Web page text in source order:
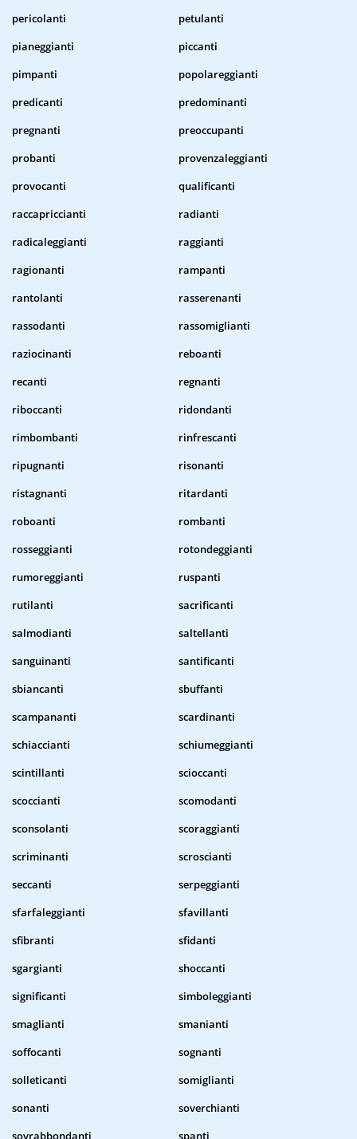
pericolanti
petulanti
pianeggianti
piccanti
pimpanti
popolareggianti
predicanti
predominanti
pregnanti
preoccupanti
probanti
provenzaleggianti
provocanti
qualificanti
raccapriccianti
radianti
radicaleggianti
raggianti
ragionanti
rampanti
rantolanti
rasserenanti
rassodanti
rassomiglianti
raziocinanti
reboanti
recanti
regnanti
riboccanti
ridondanti
rimbombanti
rinfrescanti
ripugnanti
risonanti
ristagnanti
ritardanti
roboanti
rombanti
rosseggianti
rotondeggianti
rumoreggianti
ruspanti
rutilanti
sacrificanti
salmodianti
saltellanti
sanguinanti
santificanti
sbiancanti
sbuffanti
scampananti
scardinanti
schiaccianti
schiumeggianti
scintillanti
scioccanti
scoccianti
scomodanti
sconsolanti
scoraggianti
scriminanti
scroscianti
seccanti
serpeggianti
sfarfaleggianti
sfavillanti
sfibranti
sfidanti
sgargianti
shoccanti
significanti
simboleggianti
smaglianti
smanianti
soffocanti
sognanti
solleticanti
somiglianti
sonanti
soverchianti
sovrabbondanti
spanti